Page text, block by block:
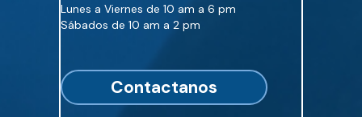
Lunes a Viernes de 10 am a 6 pm
Sábados de 10 am a 2 pm
Contactanos